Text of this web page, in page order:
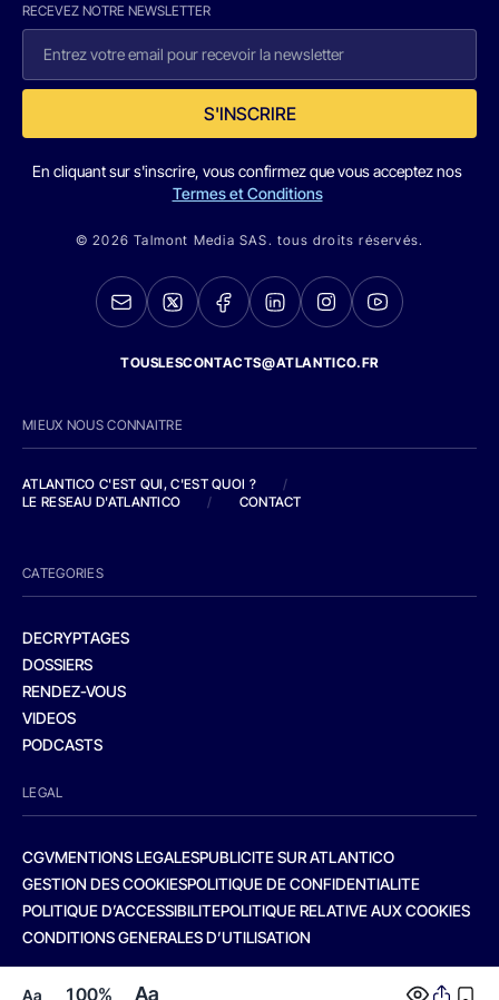
Aa 100% Aa
RECEVEZ NOTRE NEWSLETTER
S'INSCRIRE
En cliquant sur s'inscrire, vous confirmez que vous acceptez nos
Termes et Conditions
© 2026 Talmont Media SAS. tous droits réservés.
TOUSLESCONTACTS@ATLANTICO.FR
MIEUX NOUS CONNAITRE
ATLANTICO C'EST QUI, C'EST QUOI ?
/
LE RESEAU D'ATLANTICO
/ CONTACT
CATEGORIES
DECRYPTAGES
DOSSIERS
RENDEZ-VOUS
VIDEOS
PODCASTS
LEGAL
CGVMENTIONS LEGALESPUBLICITE SUR ATLANTICO
GESTION DES COOKIESPOLITIQUE DE CONFIDENTIALITE
POLITIQUE D’ACCESSIBILITEPOLITIQUE RELATIVE AUX COOKIES
CONDITIONS GENERALES D’UTILISATION